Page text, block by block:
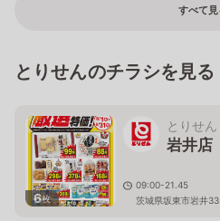
すべて見
とりせんのチラシを見る
6枚
とりせん
岩井店
09:00-21.45
茨城県坂東市岩井